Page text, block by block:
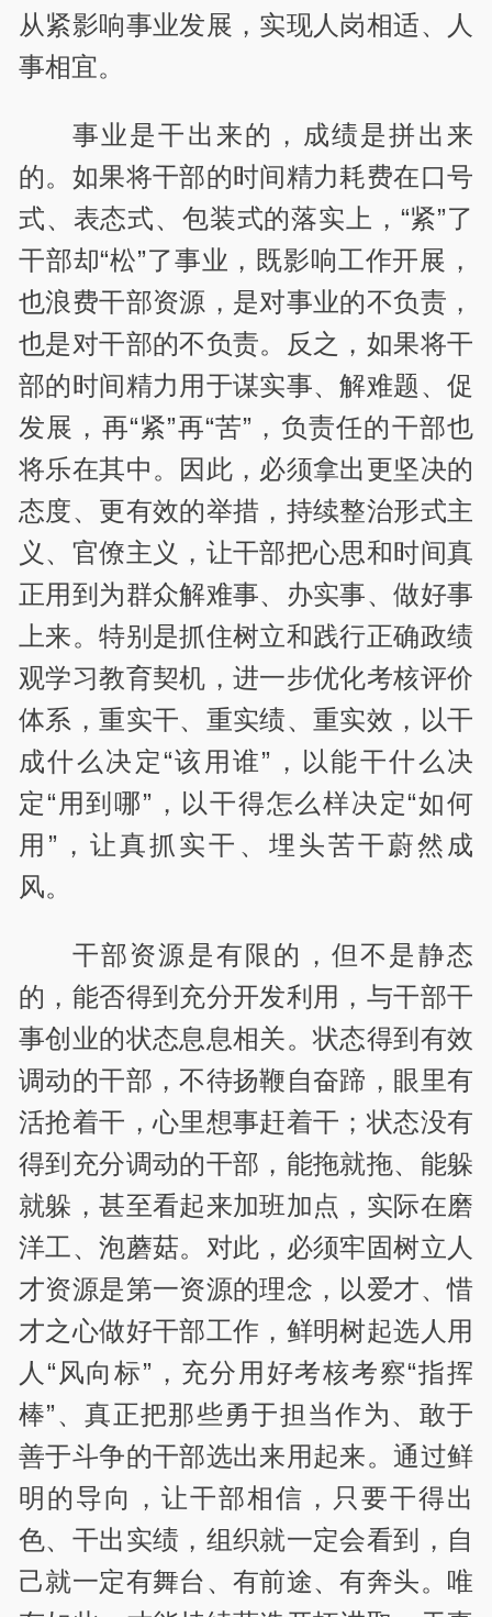
从紧影响事业发展，实现人岗相适、人
事相宜。
事业是干出来的，成绩是拼出来
的。如果将干部的时间精力耗费在口号
式、表态式、包装式的落实上，“紧”了
干部却“松”了事业，既影响工作开展，
也浪费干部资源，是对事业的不负责，
也是对干部的不负责。反之，如果将干
部的时间精力用于谋实事、解难题、促
发展，再“紧”再“苦”，负责任的干部也
将乐在其中。因此，必须拿出更坚决的
态度、更有效的举措，持续整治形式主
义、官僚主义，让干部把心思和时间真
正用到为群众解难事、办实事、做好事
上来。特别是抓住树立和践行正确政绩
观学习教育契机，进一步优化考核评价
体系，重实干、重实绩、重实效，以干
成什么决定“该用谁”，以能干什么决
定“用到哪”，以干得怎么样决定“如何
用”，让真抓实干、埋头苦干蔚然成
风。
干部资源是有限的，但不是静态
的，能否得到充分开发利用，与干部干
事创业的状态息息相关。状态得到有效
调动的干部，不待扬鞭自奋蹄，眼里有
活抢着干，心里想事赶着干；状态没有
得到充分调动的干部，能拖就拖、能躲
就躲，甚至看起来加班加点，实际在磨
洋工、泡蘑菇。对此，必须牢固树立人
才资源是第一资源的理念，以爱才、惜
才之心做好干部工作，鲜明树起选人用
人“风向标”，充分用好考核考察“指挥
棒”、真正把那些勇于担当作为、敢于
善于斗争的干部选出来用起来。通过鲜
明的导向，让干部相信，只要干得出
色、干出实绩，组织就一定会看到，自
己就一定有舞台、有前途、有奔头。唯